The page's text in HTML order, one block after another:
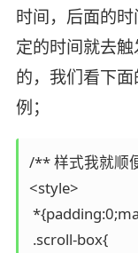
时间，后面的
定的时间就去
的，我们看下
例；
/** 样式我就顺
<style>
.scroll-box{